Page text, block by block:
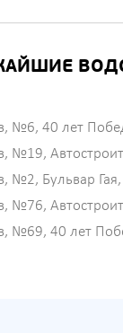
№6, 40 лет
№19,
№2, Бульвар
№76,
№69, 40 лет